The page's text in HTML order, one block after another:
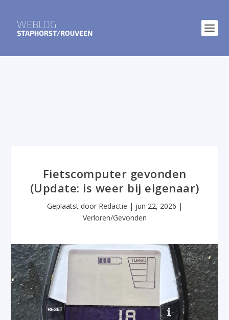
Fietscomputer gevonden
(Update: is weer bij eigenaar)
Geplaatst door Redactie | jun 22, 2026 |
Verloren/Gevonden